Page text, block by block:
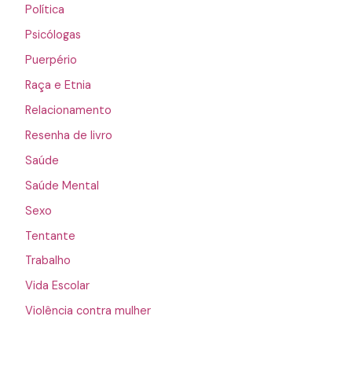
Política
Psicólogas
Puerpério
Raça e Etnia
Relacionamento
Resenha de livro
Saúde
Saúde Mental
Sexo
Tentante
Trabalho
Vida Escolar
Violência contra mulher